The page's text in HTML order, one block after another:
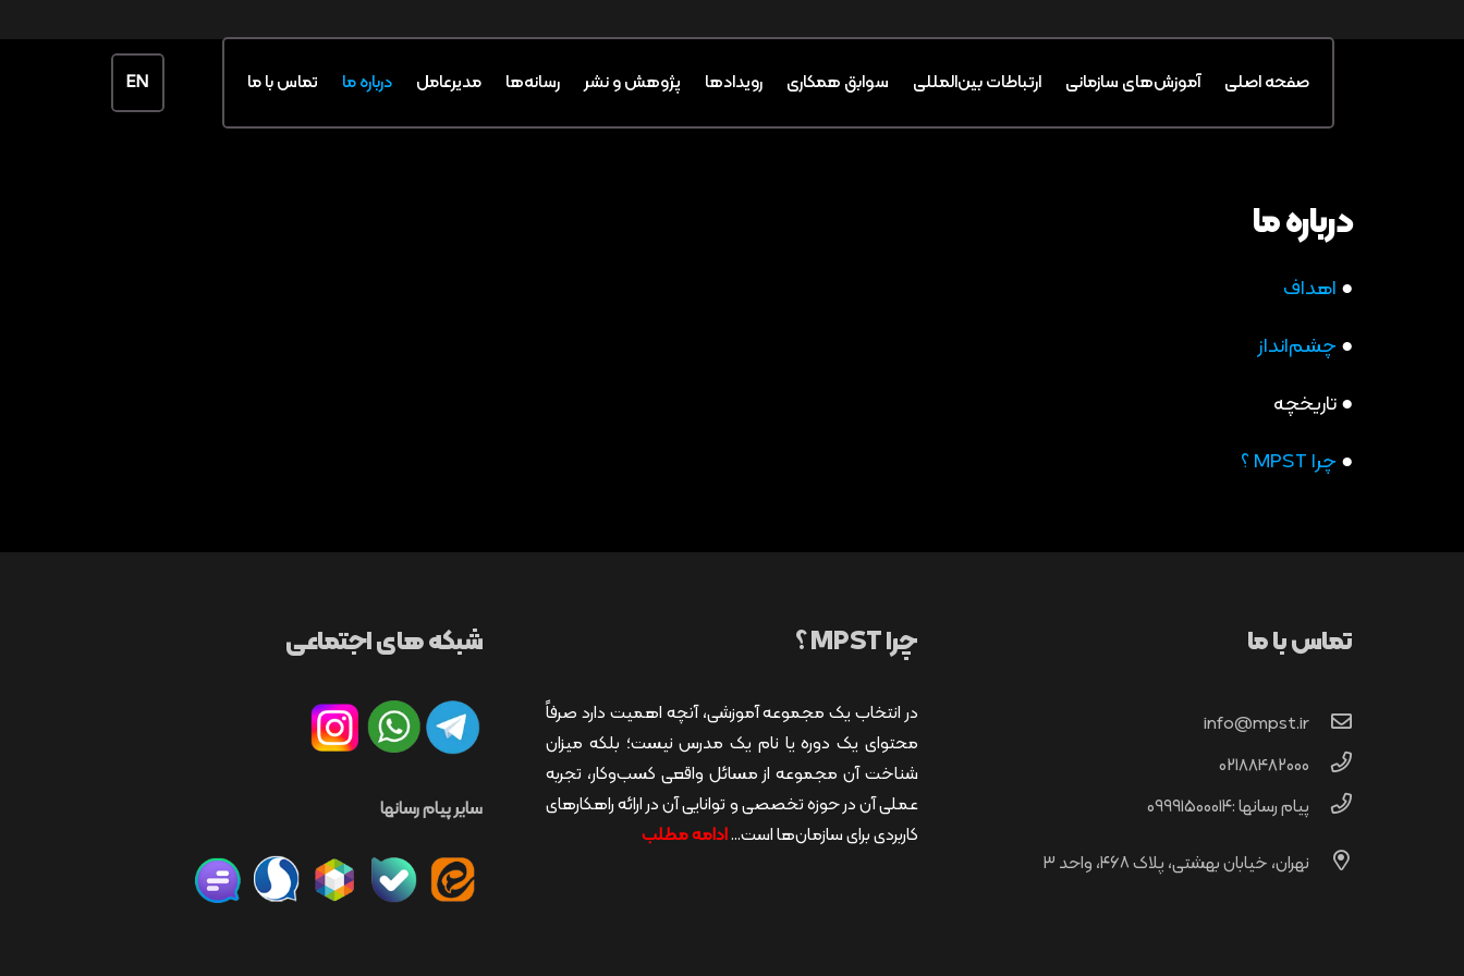
صفحه اصلی آموزش‌های سازمانی ارتباطات بین‌المللی سوابق همکاری رویدادها پژوهش و نشر رسانه‌ها مدیرعامل درباره ما تماس با ما EN
درباره ما
● اهداف
● چشم‌انداز
●تاریخچه
● چرا MPST ؟
تماس با ما
info@mpst.ir
02188482000
پیام رسانها :۰۹۹۹۱۵۰۰۰۱۴
نهران، خیابان بهشتی، پلاک ۴۶۸، واحد ۳
چرا MPST ؟
در انتخاب یک مجموعه آموزشی، آنچه اهمیت دارد صرفاً
محتوای یک دوره یا نام یک مدرس نیست؛ بلکه میزان
شناخت آن مجموعه از مسائل واقعی کسب‌وکار، تجربه
عملی آن در حوزه تخصصی و توانایی آن در ارائه راهکارهای
کاربردی برای سازمان‌ها است…ادامه مطلب
شبکه های اجتماعی
سایر پیام رسانها